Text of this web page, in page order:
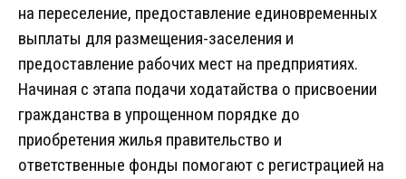
на переселение, предоставление единовременных
выплаты для размещения-заселения и
предоставление рабочих мест на предприятиях.
Начиная с этапа подачи ходатайства о присвоении
гражданства в упрощенном порядке до
приобретения жилья правительство и
ответственные фонды помогают с регистрацией на